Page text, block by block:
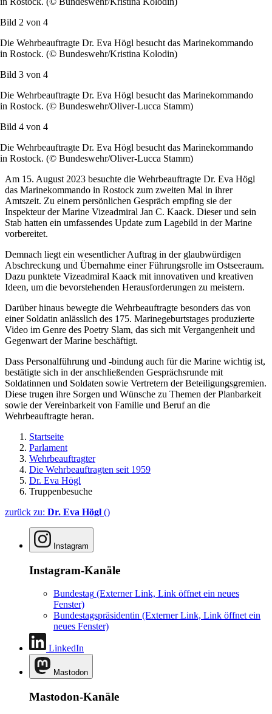
Bild 2 von 4
Die Wehrbeauftragte Dr. Eva Högl besucht das Marinekommando
in Rostock. (© Bundeswehr/Kristina Kolodin)
Bild 3 von 4
Die Wehrbeauftragte Dr. Eva Högl besucht das Marinekommando
in Rostock. (© Bundeswehr/Oliver-Lucca Stamm)
Bild 4 von 4
Die Wehrbeauftragte Dr. Eva Högl besucht das Marinekommando
in Rostock. (© Bundeswehr/Oliver-Lucca Stamm)
Am 15. August 2023 besuchte die Wehrbeauftragte Dr. Eva Högl
das Marinekommando in Rostock zum zweiten Mal in ihrer
Amtszeit. Zu einem persönlichen Gespräch empfing sie der
Inspekteur der Marine Vizeadmiral Jan C. Kaack. Dieser und sein
Stab hatten ein umfassendes Update zum Lagebild in der Marine
vorbereitet.
Demnach liegt ein wesentlicher Auftrag in der glaubwürdigen
Abschreckung und Übernahme einer Führungsrolle im Ostseeraum.
Dazu punktete Vizeadmiral Kaack mit innovativen und kreativen
Ideen, um die bevorstehenden Herausforderungen zu meistern.
Darüber hinaus bewegte die Wehrbeauftragte besonders das von
einer Soldatin anlässlich des 175. Marinegeburtstages produzierte
Video im Genre des Poetry Slam, das sich mit Vergangenheit und
Gegenwart der Marine beschäftigt.
Dass Personalführung und -bindung auch für die Marine wichtig ist,
bestätigte sich in der anschließenden Gesprächsrunde mit
Soldatinnen und Soldaten sowie Vertretern der Beteiligungsgremien.
Diese trugen ihre Sorgen und Wünsche zu Themen der Planbarkeit
sowie der Vereinbarkeit von Familie und Beruf an die
Wehrbeauftragte heran.
Startseite
Parlament
Wehrbeauftragter
Die Wehrbeauftragten seit 1959
Dr. Eva Högl
Truppenbesuche
zurück zu: Dr. Eva Högl ()
Instagram
Instagram-Kanäle
Bundestag (Externer Link, Link öffnet ein neues
Fenster)
Bundestagspräsidentin (Externer Link, Link öffnet ein
neues Fenster)
LinkedIn
Mastodon
Mastodon-Kanäle